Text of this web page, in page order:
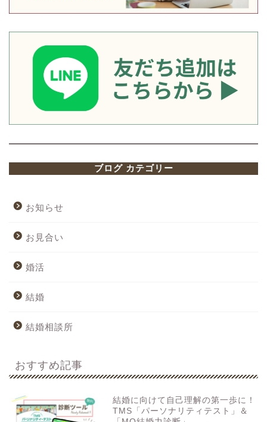
ブログ カテゴリー
お知らせ
お見合い
婚活
結婚
結婚相談所
おすすめ記事
結婚に向けて自己理解の第一歩に！
TMS「パーソナリティテスト」＆